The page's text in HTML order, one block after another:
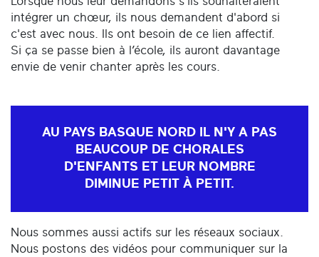
intégrer un chœur, ils nous demandent d'abord si
c'est avec nous. Ils ont besoin de ce lien affectif.
Si ça se passe bien à l’école, ils auront davantage
envie de venir chanter après les cours.
AU PAYS BASQUE NORD IL N'Y A PAS
BEAUCOUP DE CHORALES
D'ENFANTS ET LEUR NOMBRE
DIMINUE PETIT À PETIT.
Nous sommes aussi actifs sur les réseaux sociaux.
Nous postons des vidéos pour communiquer sur la